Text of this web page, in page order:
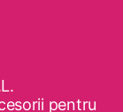
pentru